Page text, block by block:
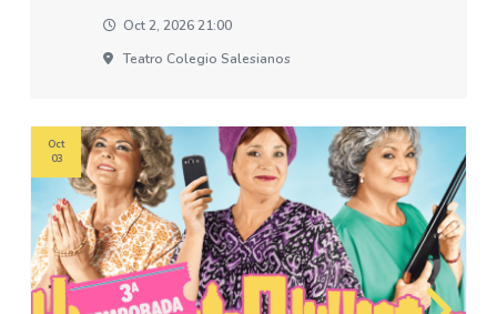
Oct 2, 2026 21:00
Teatro Colegio Salesianos
Oct
03